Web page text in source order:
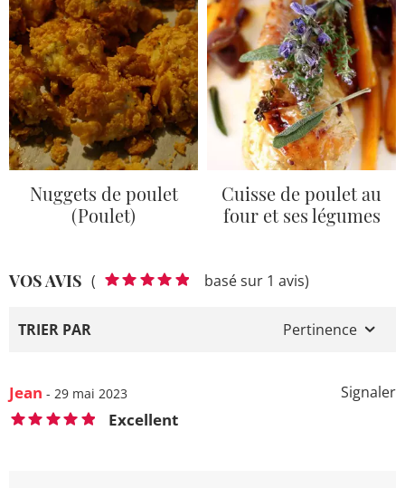
Nuggets de poulet
(Poulet)
Cuisse de poulet au
four et ses légumes
VOS AVIS ( basé sur 1 avis)
TRIER PAR Pertinence
Signaler
Jean - 29 mai 2023
Excellent